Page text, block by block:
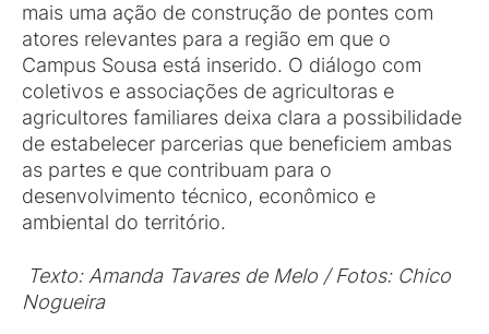
mais uma ação de construção de pontes com
atores relevantes para a região em que o
Campus Sousa está inserido. O diálogo com
coletivos e associações de agricultoras e
agricultores familiares deixa clara a possibilidade
de estabelecer parcerias que beneficiem ambas
as partes e que contribuam para o
desenvolvimento técnico, econômico e
ambiental do território.
Texto: Amanda Tavares de Melo / Fotos: Chico
Nogueira